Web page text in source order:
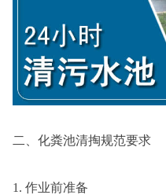
二、化粪池清掏规范要求
1. 作业前准备